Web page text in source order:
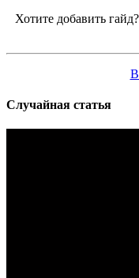
Хотите добавить гайд?
Случайная статья